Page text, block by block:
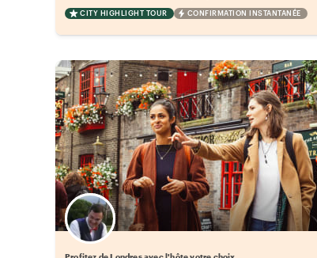
CITY HIGHLIGHT TOUR CONFIRMATION INSTANTANÉE
Choisissez votre local favori